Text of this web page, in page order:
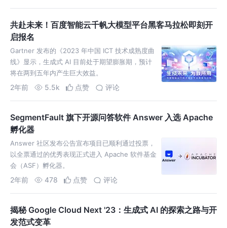
共赴未来！百度智能云千帆大模型平台黑客马拉松即刻开
启报名
Gartner 发布的《2023 年中国 ICT 技术成熟度曲
线》显示，生成式 AI 目前处于期望膨胀期，预计
将在两到五年内产生巨大效益。
2年前 5.5k 点赞 评论
SegmentFault 旗下开源问答软件 Answer 入选 Apache
孵化器
Answer 社区发布公告宣布项目已顺利通过投票，
以全票通过的优秀表现正式进入 Apache 软件基金
会（ASF）孵化器。
2年前 478 点赞 评论
揭秘 Google Cloud Next '23：生成式 AI 的探索之路与开
发范式变革